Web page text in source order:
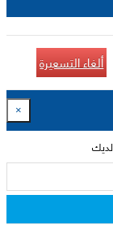
ألغاء التسعيرة
×